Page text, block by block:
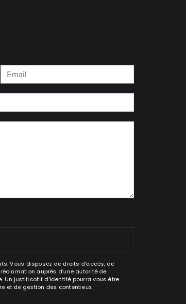
Vous disposez de droits d’accès, de
auprès d’une autorité de
Un justificatif d'identité pourra vous être
et de gestion des contentieux.